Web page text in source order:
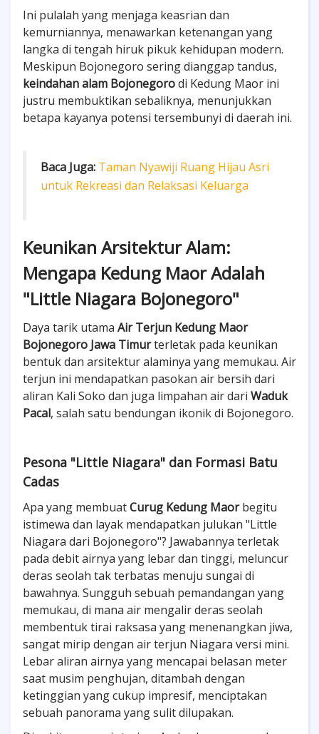
Ini pulalah yang menjaga keasrian dan
kemurniannya, menawarkan ketenangan yang
langka di tengah hiruk pikuk kehidupan modern.
Meskipun Bojonegoro sering dianggap tandus,
keindahan alam Bojonegorodi Kedung Maor ini
justru membuktikan sebaliknya, menunjukkan
betapa kayanya potensi tersembunyi di daerah ini.
Baca Juga: Taman Nyawiji Ruang Hijau Asri
untuk Rekreasi dan Relaksasi Keluarga
Keunikan Arsitektur Alam:
Mengapa Kedung Maor Adalah
"Little Niagara Bojonegoro"
Daya tarik utama Air Terjun Kedung Maor
Bojonegoro Jawa Timurterletak pada keunikan
bentuk dan arsitektur alaminya yang memukau. Air
terjun ini mendapatkan pasokan air bersih dari
aliran Kali Soko dan juga limpahan air dari Waduk
Pacal, salah satu bendungan ikonik di Bojonegoro.
Pesona "Little Niagara" dan Formasi Batu
Cadas
Apa yang membuatCurug Kedung Maorbegitu
istimewa dan layak mendapatkan julukan "Little
Niagara dari Bojonegoro"? Jawabannya terletak
pada debit airnya yang lebar dan tinggi, meluncur
deras seolah tak terbatas menuju sungai di
bawahnya. Sungguh sebuah pemandangan yang
memukau, di mana air mengalir deras seolah
membentuk tirai raksasa yang menenangkan jiwa,
sangat mirip dengan air terjun Niagara versi mini.
Lebar aliran airnya yang mencapai belasan meter
saat musim penghujan, ditambah dengan
ketinggian yang cukup impresif, menciptakan
sebuah panorama yang sulit dilupakan.